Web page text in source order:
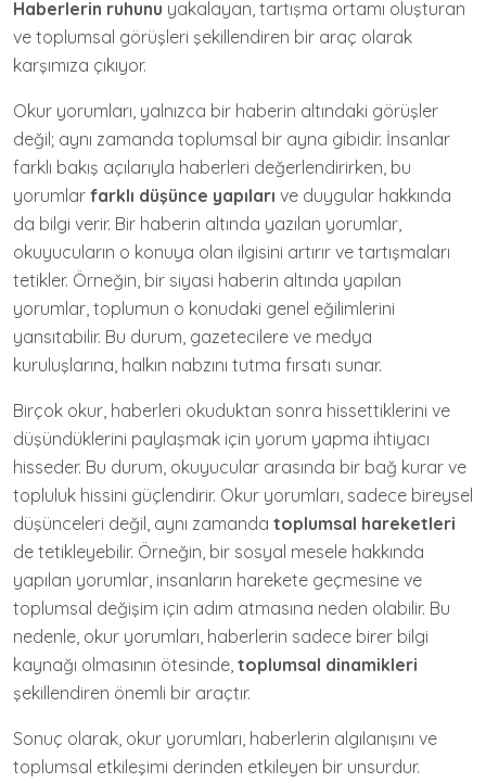
Haberlerin ruhunu yakalayan, tartışma ortamı oluşturan
ve toplumsal görüşleri şekillendiren bir araç olarak
karşımıza çıkıyor.
Okur yorumları, yalnızca bir haberin altındaki görüşler
değil; aynı zamanda toplumsal bir ayna gibidir. İnsanlar
farklı bakış açılarıyla haberleri değerlendirirken, bu
yorumlar farklı düşünce yapıları ve duygular hakkında
da bilgi verir. Bir haberin altında yazılan yorumlar,
okuyucuların o konuya olan ilgisini artırır ve tartışmaları
tetikler. Örneğin, bir siyasi haberin altında yapılan
yorumlar, toplumun o konudaki genel eğilimlerini
yansıtabilir. Bu durum, gazetecilere ve medya
kuruluşlarına, halkın nabzını tutma fırsatı sunar.
Birçok okur, haberleri okuduktan sonra hissettiklerini ve
düşündüklerini paylaşmak için yorum yapma ihtiyacı
hisseder. Bu durum, okuyucular arasında bir bağ kurar ve
topluluk hissini güçlendirir. Okur yorumları, sadece bireysel
düşünceleri değil, aynı zamanda toplumsal hareketleri
de tetikleyebilir. Örneğin, bir sosyal mesele hakkında
yapılan yorumlar, insanların harekete geçmesine ve
toplumsal değişim için adım atmasına neden olabilir. Bu
nedenle, okur yorumları, haberlerin sadece birer bilgi
kaynağı olmasının ötesinde, toplumsal dinamikleri
şekillendiren önemli bir araçtır.
Sonuç olarak, okur yorumları, haberlerin algılanışını ve
toplumsal etkileşimi derinden etkileyen bir unsurdur.